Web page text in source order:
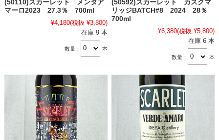
(50110)スカーレット メンタア
マーロ2023 27.3％ 700ml
¥4,180(税抜 ¥3,800)
在庫 9 本
数量： 本
(50592)スカーレット カスクマ
リッジBATCH#8 2024 28％
700ml
¥6,380(税抜 ¥5,800)
在庫 6 本
数量： 本